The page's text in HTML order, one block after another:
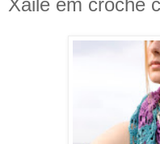
Xaile em croché